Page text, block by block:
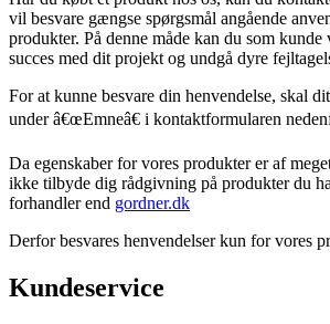
vil besvare gængse spørgsmål angående
produkter. På denne måde kan du som
succes med dit projekt og undgå dyre
For at kunne besvare din henvendelse, skal
under â€œEmneâ€ i kontaktformularen
Da egenskaber for vores produkter er af
ikke tilbyde dig rådgivning på produkter du
forhandler end gordner.dk
Derfor besvares henvendelser kun for vores
Kundeservice